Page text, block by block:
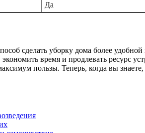
Да
сделать уборку дома более
время и продлевать ресурс
пользы. Теперь, когда вы